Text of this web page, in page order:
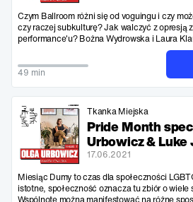
Czym Ballroom różni się od voguingu i czy
czy raczej subkulturę? Jak walczyć z opresją
performance'u? Bożna Wydrowska i Laura
49 min
Tkanka Miejska
Pride Month
Urbowicz & Luke
17.06.2021
Miesiąc Dumy to czas dla społeczności
istotne, społeczność oznacza tu zbiór o wiele
Wspólnotę można manifestować na różne